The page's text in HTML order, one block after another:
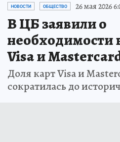
НОВОСТИ ОБЩЕСТВО 26 мая 2026
В ЦБ заявили о
необходимости
Visa и
Доля карт Visa и
сократилась до